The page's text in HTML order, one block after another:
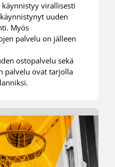
virallisesti
uuden
Myös
palvelu on jälleen
ostopalvelu sekä
palvelu ovat tarjolla